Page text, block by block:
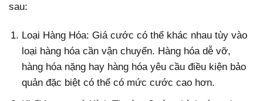
sau:
Loại Hàng Hóa: Giá cước có thể khác nhau tùy vào
loại hàng hóa cần vận chuyển. Hàng hóa dễ vỡ,
hàng hóa nặng hay hàng hóa yêu cầu điều kiện bảo
quản đặc biệt có thể có mức cước cao hơn.